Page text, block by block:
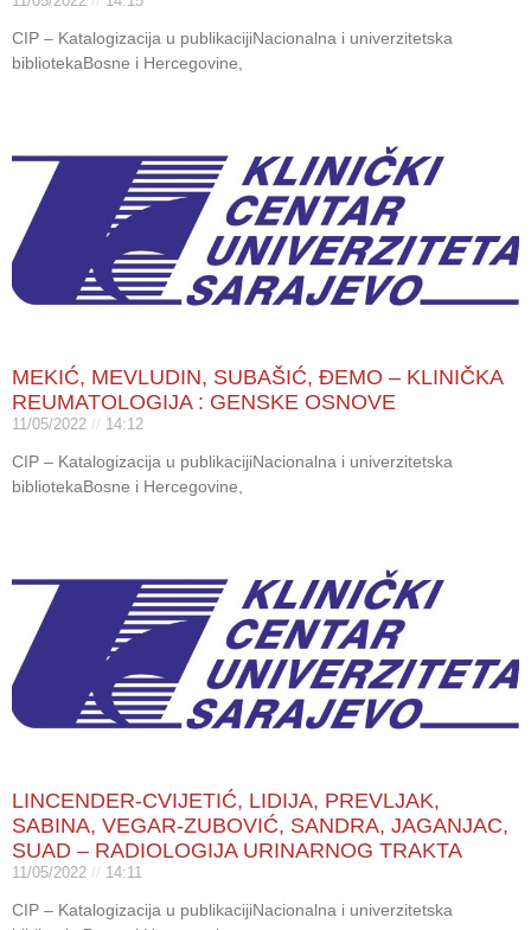
CIP – Katalogizacija u publikacijiNacionalna i univerzitetska
bibliotekaBosne i Hercegovine,
MEKIĆ, MEVLUDIN, SUBAŠIĆ, ĐEMO – KLINIČKA
REUMATOLOGIJA : GENSKE OSNOVE
11/05/2022 14:12
CIP – Katalogizacija u publikacijiNacionalna i univerzitetska
bibliotekaBosne i Hercegovine,
LINCENDER-CVIJETIĆ, LIDIJA, PREVLJAK,
SABINA, VEGAR-ZUBOVIĆ, SANDRA, JAGANJAC,
SUAD – RADIOLOGIJA URINARNOG TRAKTA
11/05/2022 14:11
CIP – Katalogizacija u publikacijiNacionalna i univerzitetska